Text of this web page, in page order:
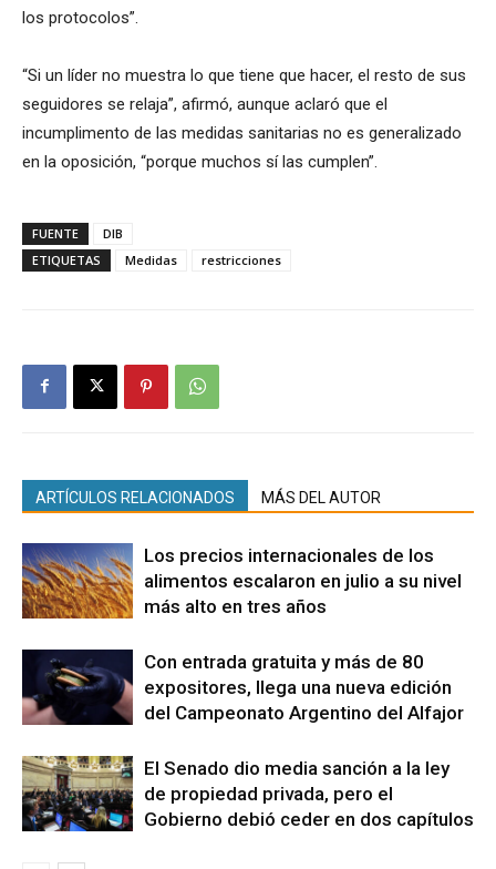
los protocolos”.
“Si un líder no muestra lo que tiene que hacer, el resto de sus
seguidores se relaja”, afirmó, aunque aclaró que el
incumplimento de las medidas sanitarias no es generalizado
en la oposición, “porque muchos sí las cumplen”.
FUENTE
DIB
ETIQUETAS
Medidas restricciones
ARTÍCULOS RELACIONADOS MÁS DEL AUTOR
Los precios internacionales de los
alimentos escalaron en julio a su nivel
más alto en tres años
Con entrada gratuita y más de 80
expositores, llega una nueva edición
del Campeonato Argentino del Alfajor
El Senado dio media sanción a la ley
de propiedad privada, pero el
Gobierno debió ceder en dos capítulos